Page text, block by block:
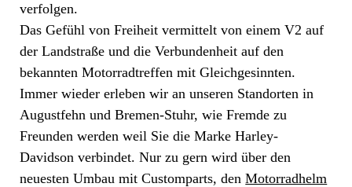
verfolgen.
Das Gefühl von Freiheit vermittelt von einem V2 auf
der Landstraße und die Verbundenheit auf den
bekannten Motorradtreffen mit Gleichgesinnten.
Immer wieder erleben wir an unseren Standorten in
Augustfehn und Bremen-Stuhr, wie Fremde zu
Freunden werden weil Sie die Marke Harley-
Davidson verbindet. Nur zu gern wird über den
neuesten Umbau mit Customparts, denMotorradhelm